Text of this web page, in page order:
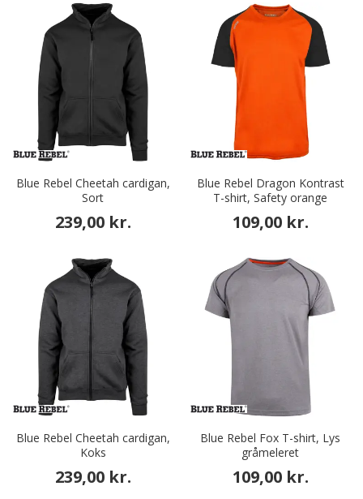
Blue Rebel Cheetah cardigan,
Sort
239,00 kr.
Blue Rebel Dragon Kontrast
T-shirt, Safety orange
109,00 kr.
Blue Rebel Cheetah cardigan,
Koks
239,00 kr.
Blue Rebel Fox T-shirt, Lys
gråmeleret
109,00 kr.